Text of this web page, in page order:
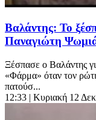
Βαλάντης: Το
Παναγιώτη
Ξέσπασε ο Βαλάντης
«Φάρμα» όταν τον
πατούσ...
12:33 | Κυριακή 12